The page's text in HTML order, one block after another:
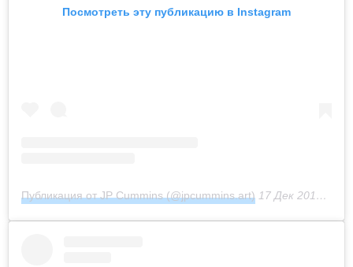
Посмотреть эту публикацию в Instagram
Публикация от JP Cummins (@jpcummins.art) 17 Дек 2018 в 6:18 PST